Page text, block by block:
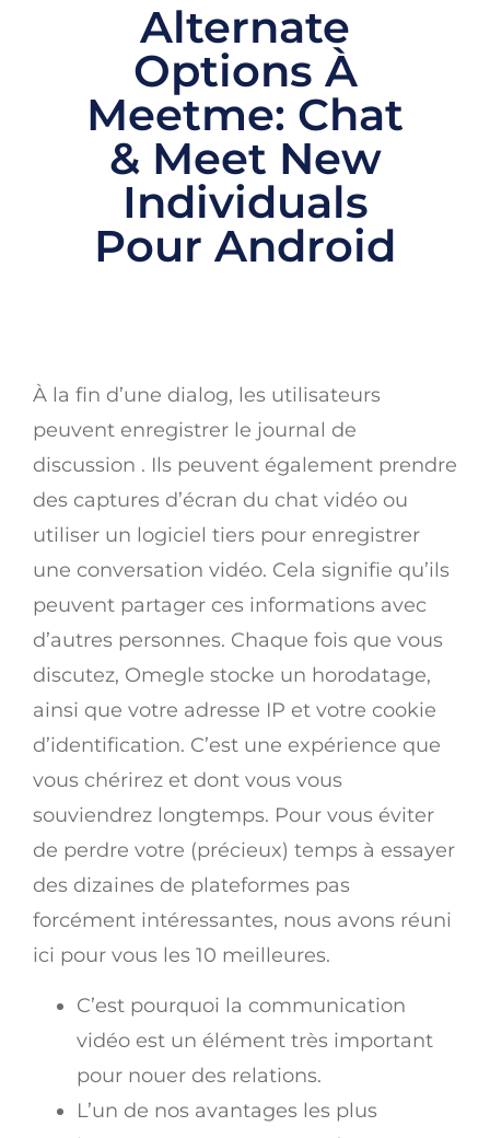
Alternate
Options À
Meetme: Chat
& Meet New
Individuals
Pour Android
À la fin d’une dialog, les utilisateurs
peuvent enregistrer le journal de
discussion . Ils peuvent également prendre
des captures d’écran du chat vidéo ou
utiliser un logiciel tiers pour enregistrer
une conversation vidéo. Cela signifie qu’ils
peuvent partager ces informations avec
d’autres personnes. Chaque fois que vous
discutez, Omegle stocke un horodatage,
ainsi que votre adresse IP et votre cookie
d’identification. C’est une expérience que
vous chérirez et dont vous vous
souviendrez longtemps. Pour vous éviter
de perdre votre (précieux) temps à essayer
des dizaines de plateformes pas
forcément intéressantes, nous avons réuni
ici pour vous les 10 meilleures.
C’est pourquoi la communication
vidéo est un élément très important
pour nouer des relations.
L’un de nos avantages les plus